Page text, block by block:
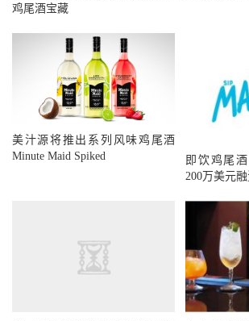
鸡尾酒宝藏
美汁源将推出系列风味鸡尾酒
Minute Maid Spiked
即饮鸡尾酒
200万美元融